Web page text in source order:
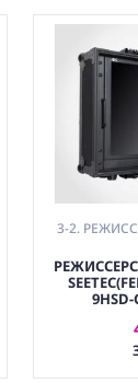
3-2.
9HSD-